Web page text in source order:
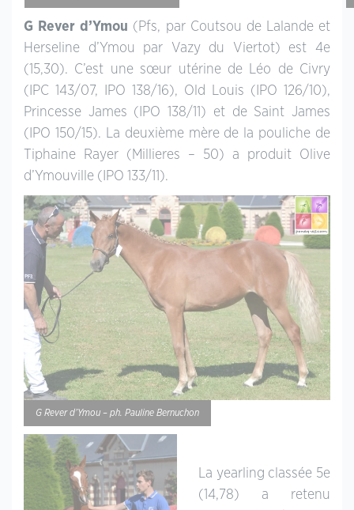
G Rever d’Ymou (Pfs, par Coutsou de Lalande et
Herseline d’Ymou par Vazy du Viertot) est 4e
(15,30). C’est une sœur utérine de Léo de Civry
(IPC 143/07, IPO 138/16), Old Louis (IPO 126/10),
Princesse James (IPO 138/11) et de Saint James
(IPO 150/15). La deuxième mère de la pouliche de
Tiphaine Rayer (Millieres – 50) a produit Olive
d’Ymouville (IPO 133/11).
G Rever d’Ymou – ph. Pauline Bernuchon
La yearling classée 5e
(14,78) a retenu